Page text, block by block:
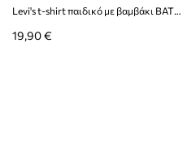
Levi's t-shirt παιδικό με βαμβάκι BATWING SEASONAL FILL TEE
19,90 €